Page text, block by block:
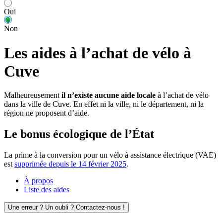
Oui
Non
Les aides à l’achat de vélo à
Cuve
Malheureusement il n’existe aucune aide locale à l’achat de vélo
dans la ville de Cuve. En effet ni la ville, ni le département, ni la
région ne proposent d’aide.
Le bonus écologique de l’État
La prime à la conversion pour un vélo à assistance électrique (VAE)
est supprimée depuis le 14 février 2025.
À propos
Liste des aides
Une erreur ? Un oubli ? Contactez-nous !